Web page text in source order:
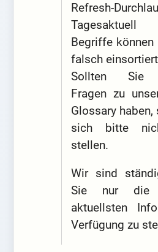
Refresh-
Tagesaktuell
Begriffe
falsch
Sollten Sie
Fragen zu
Glossary haben,
sich bitte
stellen.
Wir sind
Sie nur die
aktuellsten
Verfügung zu